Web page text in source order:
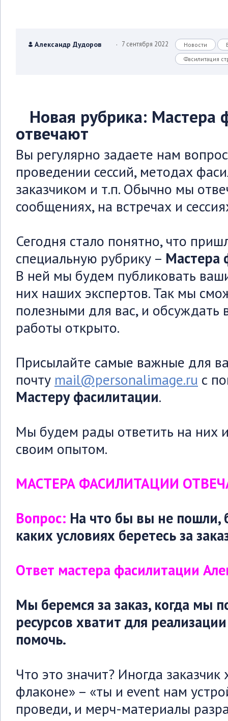
Александр Дудоров . 7 сентября 2022 Новости
Фасилитация
Новая рубрика: Мастера
отвечают
Вы регулярно задаете нам
проведении сессий, методах
заказчиком и т.п. Обычно мы
сообщениях, на встречах и
Сегодня стало понятно, что
специальную рубрику – Мастера
В ней мы будем публиковать
них наших экспертов. Так мы
полезными для вас, и
работы открыто.
Присылайте самые важные для
почту mail@personalimage.ru с
Мастеру фасилитации.
Мы будем рады ответить на них
своим опытом.
МАСТЕРА ФАСИЛИТАЦИИ
Вопрос: На что бы вы не пошли,
каких условиях беретесь за
Ответ мастера фасилитации
Мы беремся за заказ, когда мы
ресурсов хватит для
помочь.
Что это значит? Иногда
флаконе» – «ты и event нам
проведи, и мерч-материалы